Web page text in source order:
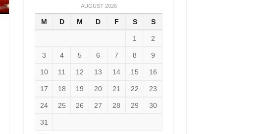
AUGUST 2026
M D M D F S S
1 2
3 4 5 6 7 8 9
10 11 12 13 14 15 16
17 18 19 20 21 22 23
24 25 26 27 28 29 30
31